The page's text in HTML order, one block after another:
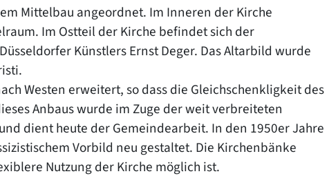
Mittelbau angeordnet. Im Inneren der Kirche
Im Ostteil der Kirche befindet sich der
Künstlers Ernst Deger. Das Altarbild wurde
Westen erweitert, so dass die Gleichschenkligkeit des
Anbaus wurde im Zuge der weit verbreiteten
dient heute der Gemeindearbeit. In den 1950er Jahre
Vorbild neu gestaltet. Die Kirchenbänke
Nutzung der Kirche möglich ist.